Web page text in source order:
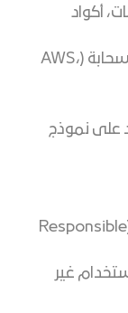
أكواد
أدوات وخدمات الذكاء التوليدي في السحابة (AWS،
على نموذج
(Responsible
غير